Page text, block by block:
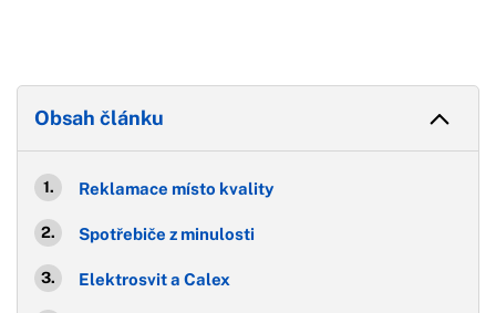
Obsah článku
Reklamace místo kvality
Spotřebiče z minulosti
Elektrosvit a Calex